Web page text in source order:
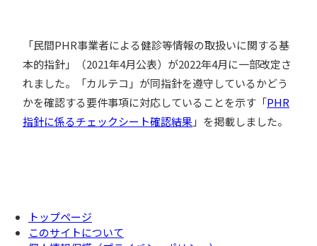
「民間PHR事業者による健診等情報の取扱いに関する基
本的指針」（2021年4月公表）が2022年4月に一部改定さ
れました。「カルテコ」が同指針を遵守しているかどう
かを確認する要件事項に対応していることを示す「PHR
指針に係るチェックシート確認結果 」を掲載しました。
トップページ
このサイトについて